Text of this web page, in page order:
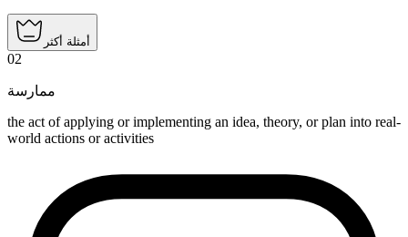
أمثلة أكثر
02
ممارسة
the act of applying or implementing an idea, theory, or plan into real-
world actions or activities